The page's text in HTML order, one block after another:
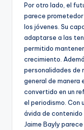
Por otro lado, el
parece
los jóvenes. Su
adaptarse a las
permitido
crecimiento.
personalidades de
general de manera
convertido en un
el periodismo. Con
ávida de
Jaime Bayly